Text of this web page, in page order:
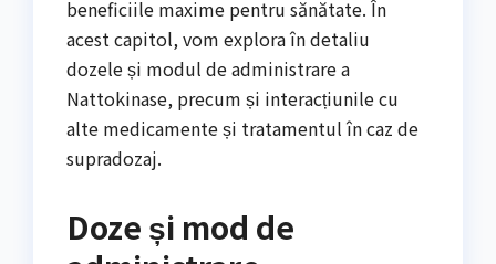
beneficiile maxime pentru sănătate. În
acest capitol, vom explora în detaliu
dozele și modul de administrare a
Nattokinase, precum și interacțiunile cu
alte medicamente și tratamentul în caz de
supradozaj.
Doze și mod de